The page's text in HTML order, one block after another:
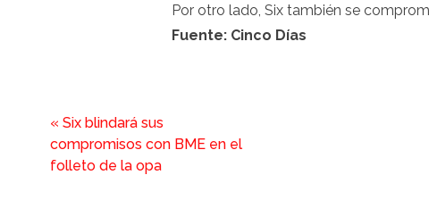
Por otro lado, Six también se
Fuente: Cinco Días
« Six blindará sus
compromisos con BME en el
folleto de la opa